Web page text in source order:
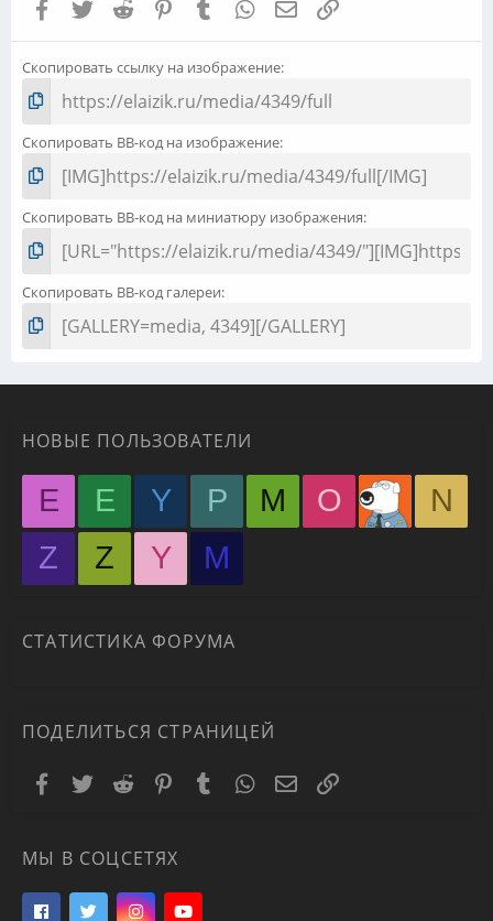
Facebook
TwitterReddit PinterestTumblrWhatsAppЭлектронная почта
Ссылка
Скопировать ссылку на изображение
Скопировать BB-код на изображение
Скопировать BB-код на миниатюру изображения
Скопировать BB-код галереи
НОВЫЕ ПОЛЬЗОВАТЕЛИ
E E Y P M O
N
Z
Z Y М
СТАТИСТИКА ФОРУМА
ПОДЕЛИТЬСЯ СТРАНИЦЕЙ
Facebook
TwitterReddit PinterestTumblrWhatsAppЭлектронная почта
Ссылка
МЫ В СОЦСЕТЯХ